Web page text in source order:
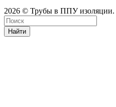
2026 © Трубы в ППУ изоляции.
Найти